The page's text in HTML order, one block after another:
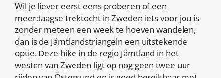
Wil je liever eerst eens proberen of een
meerdaagse trektocht in Zweden iets voor jou is
zonder meteen een week te hoeven wandelen,
dan is de Jämtlandstriangeln een uitstekende
optie. Deze hike in de regio Jämtland in het
westen van Zweden ligt op nog geen twee uur